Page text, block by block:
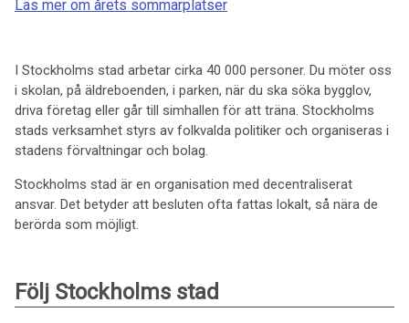
Läs mer om årets sommarplatser
I Stockholms stad arbetar cirka 40 000 personer. Du möter oss
i skolan, på äldreboenden, i parken, när du ska söka bygglov,
driva företag eller går till simhallen för att träna. Stockholms
stads verksamhet styrs av folkvalda politiker och organiseras i
stadens förvaltningar och bolag.
Stockholms stad är en organisation med decentraliserat
ansvar. Det betyder att besluten ofta fattas lokalt, så nära de
berörda som möjligt.
Följ Stockholms stad